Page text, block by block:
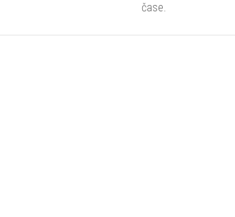
čase.